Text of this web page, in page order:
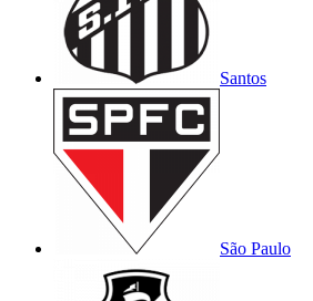
Santos
São Paulo